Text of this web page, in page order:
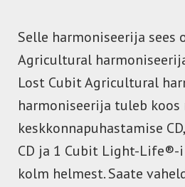
Selle harmoniseerija sees
Agricultural
Lost Cubit Agricultural
harmoniseerija tuleb koos
keskkonnapuhastamise
CD ja 1 Cubit Light-Life®-
kolm helmest. Saate